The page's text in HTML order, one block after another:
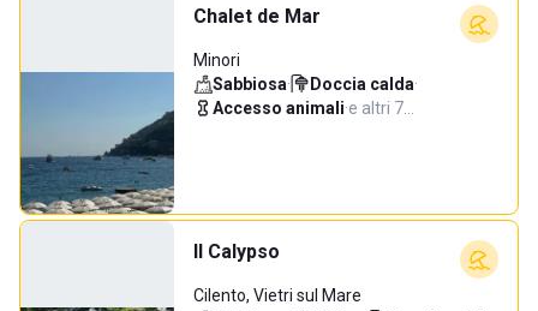
Chalet de Mar
Minori
Sabbiosa· Doccia calda·
Accesso animali·e altri 7…
Il Calypso
Cilento, Vietri sul Mare